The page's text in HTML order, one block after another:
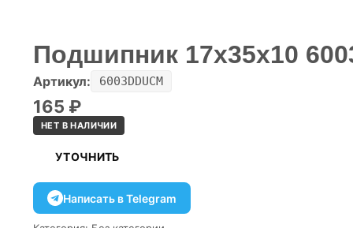
Подшипник 17х35х10
Артикул: 6003DDUCM
165 ₽
НЕТ В НАЛИЧИИ
УТОЧНИТЬ
Написать в Telegram